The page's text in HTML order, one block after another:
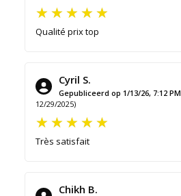
Qualité prix top
Cyril S.
Gepubliceerd op 1/13/26, 7:12 PM
12/29/2025)
Très satisfait
Chikh B.